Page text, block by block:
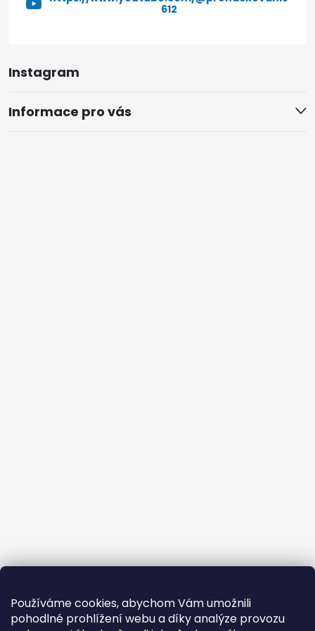
Používáme cookies, abychom Vám umožnili
pohodlné prohlížení webu a díky analýze provozu
Instagram
Informace pro vás
612